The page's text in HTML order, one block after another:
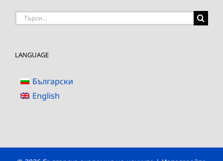
Търсене
LANGUAGE
Български
English